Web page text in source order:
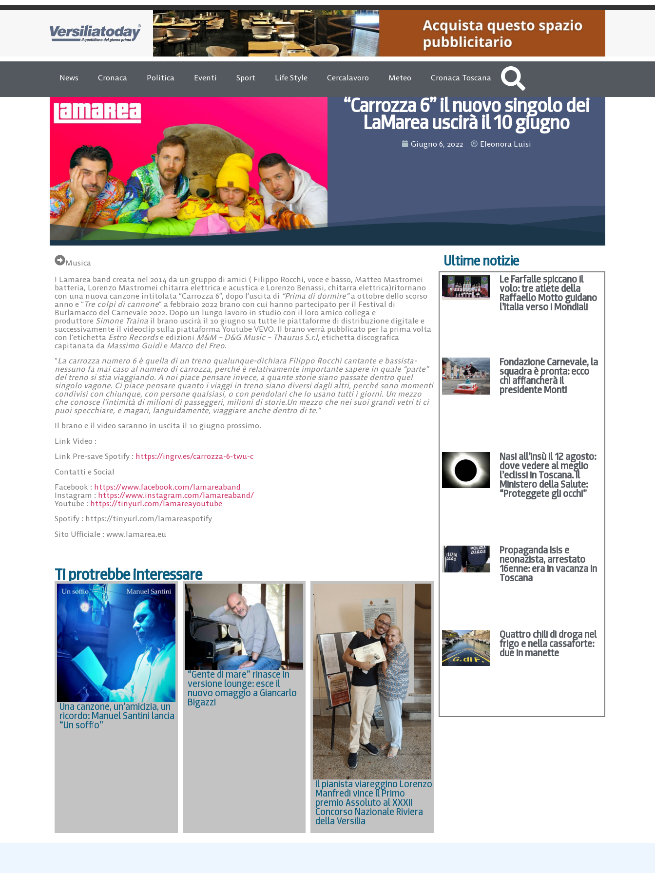
News Cronaca Politica Eventi Sport Life Style Cercalavoro Meteo Cronaca Toscana
“Carrozza 6” il nuovo singolo dei
LaMarea uscirà il 10 giugno
Giugno 6, 2022 Eleonora Luisi
Musica
I Lamarea band creata nel 2014 da un gruppo di amici ( Filippo Rocchi, voce e basso, Matteo Mastromei
batteria, Lorenzo Mastromei chitarra elettrica e acustica e Lorenzo Benassi, chitarra elettrica)ritornano
con una nuova canzone intitolata “Carrozza 6”, dopo l’uscita di “Prima di dormire”a ottobre dello scorso
anno e “ Tre colpi di cannone” a febbraio 2022 brano con cui hanno partecipato per il Festival di
Burlamacco del Carnevale 2022. Dopo un lungo lavoro in studio con il loro amico collega e
produttore Simone Traina il brano uscirà il 10 giugno su tutte le piattaforme di distribuzione digitale e
successivamente il videoclip sulla piattaforma Youtube VEVO. Il brano verrà pubblicato per la prima volta
con l’etichetta Estro Recordse edizioni M&M – D&G Music – Thaurus S.r.l, etichetta discografica
capitanata da Massimo Guidie Marco del Freo.
“La carrozza numero 6 è quella di un treno qualunque-dichiara Filippo Rocchi cantante e bassista-
nessuno fa mai caso al numero di carrozza, perché è relativamente importante sapere in quale “parte”
del treno si stia viaggiando. A noi piace pensare invece, a quante storie siano passate dentro quel
singolo vagone. Ci piace pensare quanto i viaggi in treno siano diversi dagli altri, perché sono momenti
condivisi con chiunque, con persone qualsiasi, o con pendolari che lo usano tutti i giorni. Un mezzo
che conosce l’intimità di milioni di passeggeri, milioni di storie.Un mezzo che nei suoi grandi vetri ti ci
puoi specchiare, e magari, languidamente, viaggiare anche dentro di te.”
Il brano e il video saranno in uscita il 10 giugno prossimo.
Link Video :
Link Pre-save Spotify : https://ingrv.es/carrozza-6-twu-c
Contatti e Social
Facebook : https://www.facebook.com/lamareaband
Instagram : https://www.instagram.com/lamareaband/
Youtube : https://tinyurl.com/lamareayoutube
Spotify : https://tinyurl.com/lamareaspotify
Sito Ufficiale : www.lamarea.eu
Ti protrebbe interessare
Una canzone, un’amicizia, un
ricordo: Manuel Santini lancia
“Un soffio”
“Gente di mare” rinasce in
versione lounge: esce il
nuovo omaggio a Giancarlo
Bigazzi
Il pianista viareggino Lorenzo
Manfredi vince il Primo
premio Assoluto al XXXII
Concorso Nazionale Riviera
della Versilia
Ultime notizie
Le Farfalle spiccano il
volo: tre atlete della
Raffaello Motto guidano
l’Italia verso i Mondiali
Fondazione Carnevale, la
squadra è pronta: ecco
chi affiancherà il
presidente Monti
Nasi all’insù il 12 agosto:
dove vedere al meglio
l’eclissi in Toscana. Il
Ministero della Salute:
“Proteggete gli occhi”
Propaganda Isis e
neonazista, arrestato
16enne: era in vacanza in
Toscana
Quattro chili di droga nel
frigo e nella cassaforte:
due in manette